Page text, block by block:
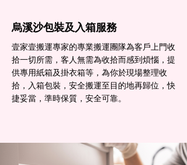
烏溪沙包裝及入箱服務
壹家壹搬運專家的專業搬運團隊為客戶上門收
拾一切所需，客人無需為收拾而感到煩惱，提
供專用紙箱及掛衣箱等，為你於現場整理收
拾，入箱包裝，安全搬運至目的地再歸位，快
捷妥當，準時保質，安全可靠。